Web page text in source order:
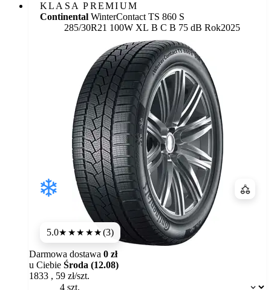
KLASA PREMIUM
Continental WinterContact TS 860 S
285/30R21 100W XL Etykieta:
B C B 75 dB Rok2025
5.0★★★★★(3)
Dostępność:
Darmowa dostawa 0 zł
u Ciebie Środa (12.08)
1833 , 59 zł/szt.